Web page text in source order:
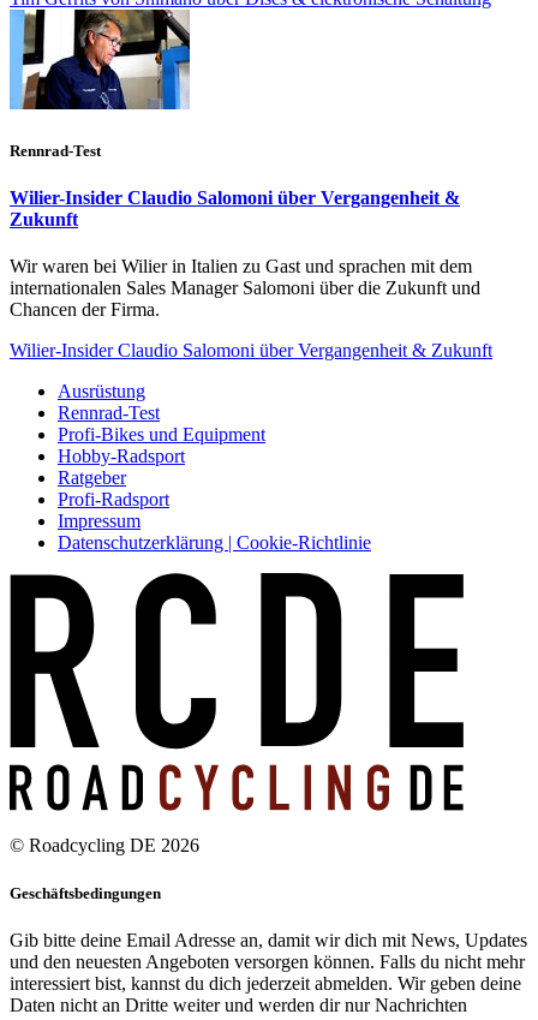
Rennrad-Test
Wilier-Insider Claudio Salomoni über Vergangenheit &
Zukunft
Wir waren bei Wilier in Italien zu Gast und sprachen mit dem
internationalen Sales Manager Salomoni über die Zukunft und
Chancen der Firma.
Wilier-Insider Claudio Salomoni über Vergangenheit & Zukunft
Ausrüstung
Rennrad-Test
Profi-Bikes und Equipment
Hobby-Radsport
Ratgeber
Profi-Radsport
Impressum
Datenschutzerklärung | Cookie-Richtlinie
© Roadcycling DE 2026
Geschäftsbedingungen
Gib bitte deine Email Adresse an, damit wir dich mit News, Updates
und den neuesten Angeboten versorgen können. Falls du nicht mehr
interessiert bist, kannst du dich jederzeit abmelden. Wir geben deine
Daten nicht an Dritte weiter und werden dir nur Nachrichten